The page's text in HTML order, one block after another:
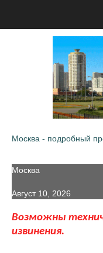
Москва - подробный
Москва
Август 10, 2026
Возможны
извинения.